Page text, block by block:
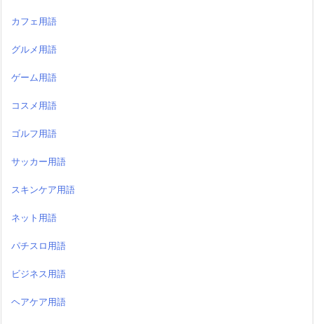
カフェ用語
グルメ用語
ゲーム用語
コスメ用語
ゴルフ用語
サッカー用語
スキンケア用語
ネット用語
パチスロ用語
ビジネス用語
ヘアケア用語